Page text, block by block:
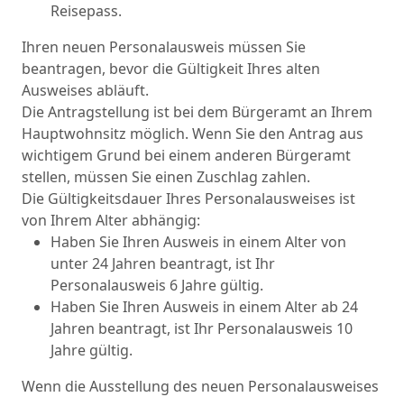
Reisepass.
Ihren neuen Personalausweis müssen Sie
beantragen, bevor die Gültigkeit Ihres alten
Ausweises abläuft.
Die Antragstellung ist bei dem Bürgeramt an Ihrem
Hauptwohnsitz möglich. Wenn Sie den Antrag aus
wichtigem Grund bei einem anderen Bürgeramt
stellen, müssen Sie einen Zuschlag zahlen.
Die Gültigkeitsdauer Ihres Personalausweises ist
von Ihrem Alter abhängig:
Haben Sie Ihren Ausweis in einem Alter von
unter 24 Jahren beantragt, ist Ihr
Personalausweis 6 Jahre gültig.
Haben Sie Ihren Ausweis in einem Alter ab 24
Jahren beantragt, ist Ihr Personalausweis 10
Jahre gültig.
Wenn die Ausstellung des neuen Personalausweises